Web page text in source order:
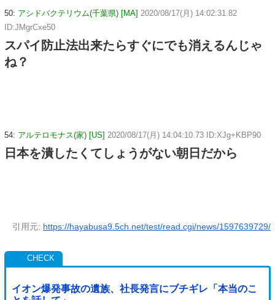
50: アシドバクテリウム(千葉県) [MA] 2020/08/17(月) 14:02:31.82
ID:JMgrCxe50
スパイ防止法出来たらすぐにでも消えるんじゃ
ね？
54: アルテロモナス(家) [US] 2020/08/17(月) 14:04:10.73 ID:XJg+KBP90
日本を潰したくてしょうがない朝日だから
引用元: https://hayabusa9.5ch.net/test/read.cgi/news/1597639729/
イオン爆発事故の遺族、社長発言にブチギレ「本当のこ